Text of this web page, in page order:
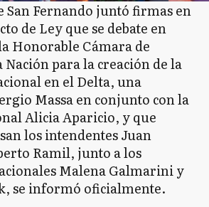
San Fernando juntó firmas en
de Ley que se debate en
Honorable Cámara de
Nación para la creación de la
en el Delta, una
Massa en conjunto con la
Alicia Aparicio, y que
los intendentes Juan
Ramil, junto a los
Malena Galmarini y
se informó oficialmente.